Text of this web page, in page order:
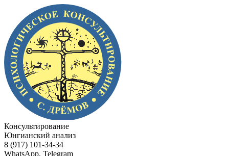
Консультирование
Юнгианский анализ
8 (917) 101-34-34
WhatsApp, Telegram